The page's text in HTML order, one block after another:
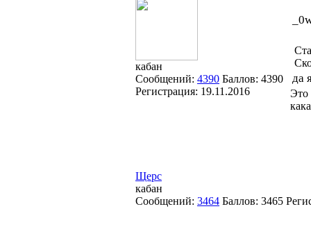
кабан
Сообщений: 4390 Баллов: 4390
Регистрация: 19.11.2016
да
Это
Щерс
кабан
Сообщений: 3464 Баллов: 3465